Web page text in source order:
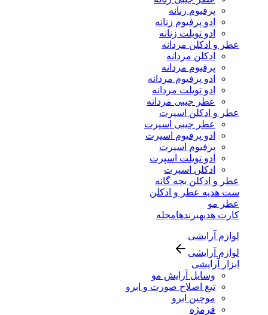
پرفیوم زنانه
ادو پرفیوم زنانه
ادو تویلت زنانه
عطر و ادکلن مردانه
ادکلن مردانه
پرفیوم مردانه
ادو پرفیوم مردانه
ادو تویلت مردانه
عطر جیبی مردانه
عطر و ادکلن اسپرت
عطر جیبی اسپرت
ادو پرفیوم اسپرت
پرفیوم اسپرت
ادو تویلت اسپرت
ادکلن اسپرت
عطر و ادکلن بچه گانه
ست هدیه عطر و ادکلن
عطر مو
کارت هدیهبرندهامجله
لوازم آرایشی
لوازم آرایشی
ابزار آرایشی
وسایل آرایش مو
تیغ اصلاح صورت و ابرو
موچین ابرو
فرمژه